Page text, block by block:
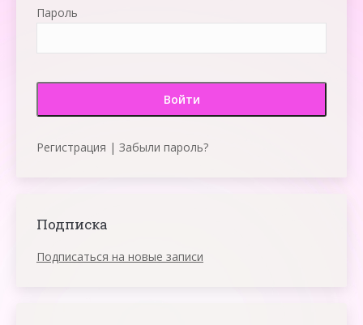
Пароль
Регистрация | Забыли пароль?
Подписка
Подписаться на новые записи